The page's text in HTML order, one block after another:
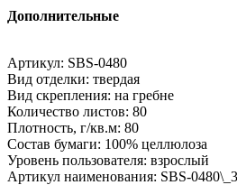
Дополнительные
Артикул: SBS-0480
Вид отделки: твердая
Вид скрепления: на гребне
Количество листов: 80
Плотность, г/кв.м: 80
Состав бумаги: 100% целлюлоза
Уровень пользователя: взрослый
Артикул наименования: SBS-